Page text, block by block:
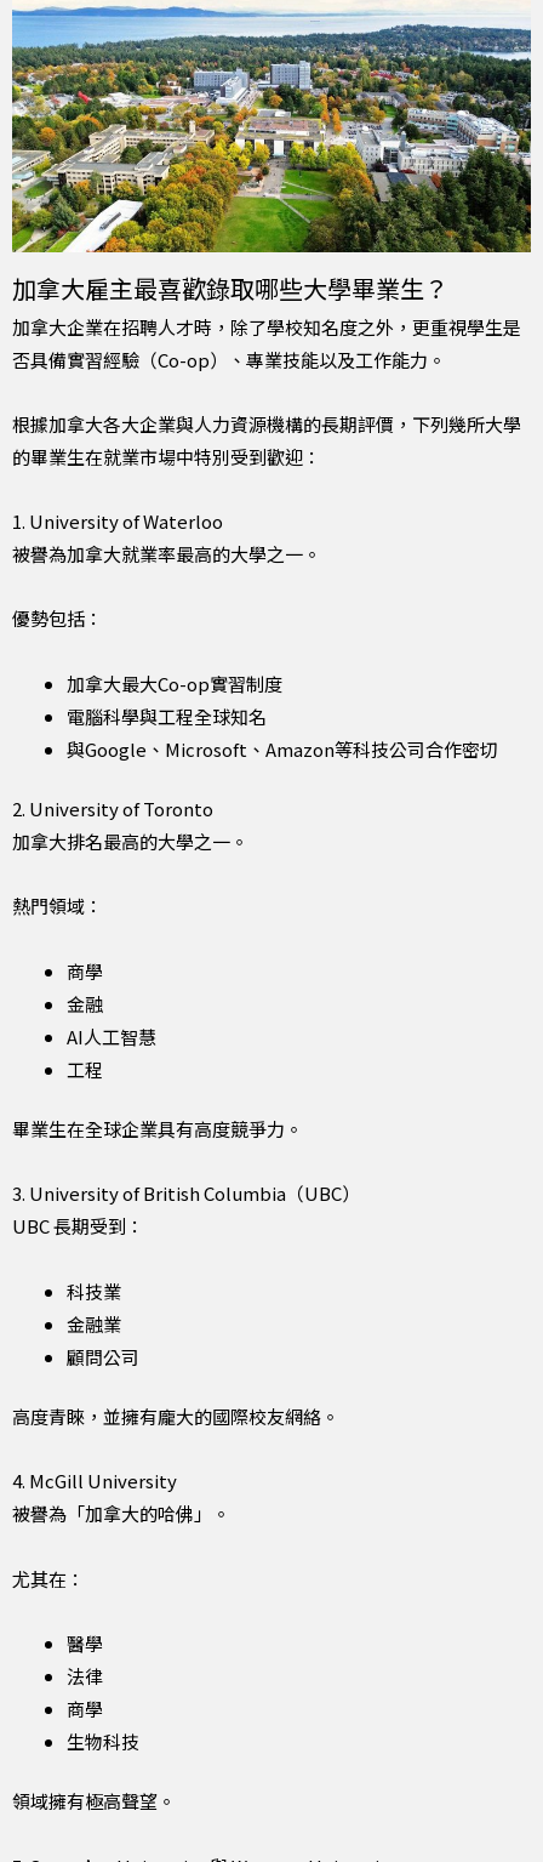
加拿大雇主最喜歡錄取哪些大學畢業生？
加拿大企業在招聘人才時，除了學校知名度之外，更重視學生是
否具備實習經驗（Co-op）、專業技能以及工作能力。
根據加拿大各大企業與人力資源機構的長期評價，下列幾所大學
的畢業生在就業市場中特別受到歡迎：
1. University of Waterloo
被譽為加拿大就業率最高的大學之一。
優勢包括：
加拿大最大Co-op實習制度
電腦科學與工程全球知名
與Google、Microsoft、Amazon等科技公司合作密切
2. University of Toronto
加拿大排名最高的大學之一。
熱門領域：
商學
金融
AI人工智慧
工程
畢業生在全球企業具有高度競爭力。
3. University of British Columbia（UBC）
UBC 長期受到：
科技業
金融業
顧問公司
高度青睞，並擁有龐大的國際校友網絡。
4. McGill University
被譽為「加拿大的哈佛」。
尤其在：
醫學
法律
商學
生物科技
領域擁有極高聲望。